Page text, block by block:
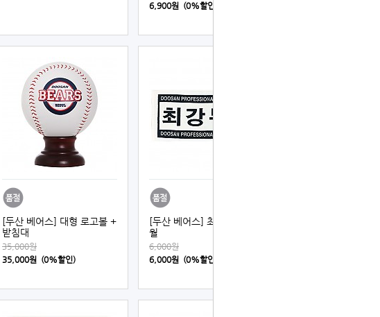
6,900원 (0%할인)
[두산 베어스] 대형 로고볼 +
받침대
35,000원
35,000원 (0%할인)
[두산 베어스] 최강 두산 타
월
6,000원
6,000원 (0%할인)